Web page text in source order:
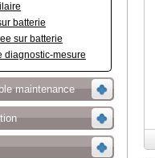
batterie
sur batterie
diagnostic-mesure
maintenance